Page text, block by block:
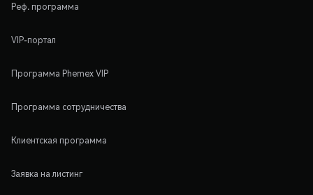
Реф. программа
VIP-портал
Программа Phemex VIP
Программа сотрудничества
Клиентская программа
Заявка на листинг